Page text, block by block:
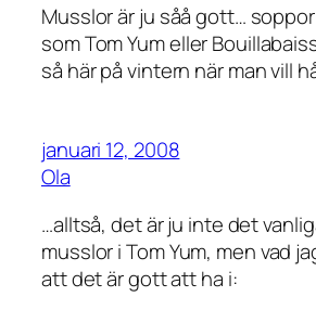
Musslor är ju såå gott…
som Tom Yum eller
så här på vintern när man vill
januari 12, 2008
Ola
…alltså, det är ju inte det
musslor i Tom Yum, men vad
att det är gott att ha i: